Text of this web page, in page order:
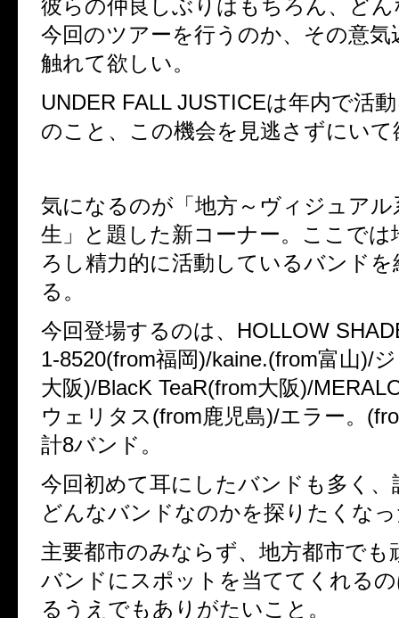
彼らの仲良しぶりはもちろん、ど
今回のツアーを行うのか、その意
触れて欲しい。
UNDER FALL JUSTICEは年内で活
のこと、この機会を見逃さずにいて
気になるのが「地方～ヴィジュア
生」と題した新コーナー。ここでは
ろし精力的に活動しているバンド
る。
今回登場するのは、HOLLOW
1-8520(from福岡)/kaine.(from富山)/
大阪)/BlacK TeaR(from大阪)/
ウェリタス(from鹿児島)/エラー。
計8バンド。
今回初めて耳にしたバンドも多く、
どんなバンドなのかを探りたくな
主要都市のみならず、地方都市でも
バンドにスポットを当ててくれる
るうえでもありがたいこと。